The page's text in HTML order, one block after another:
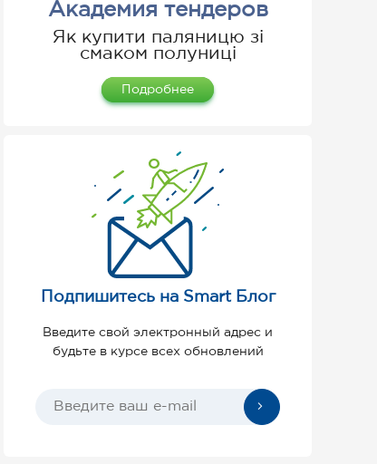
Академия тендеров
Як купити паляницю зі
смаком полуниці
Подробнее
Подпишитесь на Smart Блог
Введите свой электронный адрес и
будьте в курсе всех обновлений